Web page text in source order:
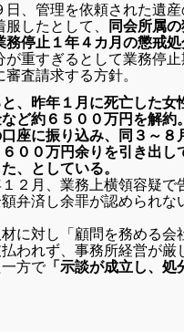
日、管理を依頼された遺産
したとして、
同会所属
務停止１年４カ月の懲戒
が重すぎるとして業務停
査請求する方針。
、昨年１月に死亡した女
ど約６５００万円を解約
座に振り込み、同３～８
６００万円余りを引き出し
、としている。
２月、業務上横領容疑で
弁済し余罪が認められな
に対し「顧問を務める会
われず、事務所経営が厳
方で「示談が成立し、処